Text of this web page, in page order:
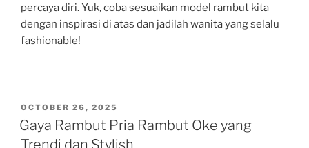
percaya diri. Yuk, coba sesuaikan model rambut kita
dengan inspirasi di atas dan jadilah wanita yang selalu
fashionable!
POSTED
ON
OCTOBER 26, 2025
Gaya Rambut Pria Rambut Oke yang
Trendi dan Stylish